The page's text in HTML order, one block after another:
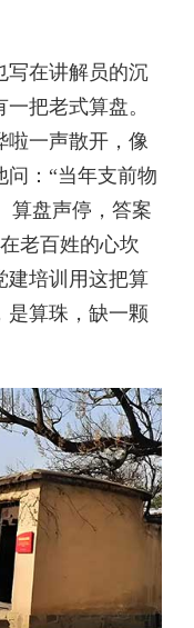
在讲解员的沉
把老式算盘。
啦一声散开，像
：“当年支前物
算盘声停，答案
老百姓的心坎
建培训用这把算
是算珠，缺一颗